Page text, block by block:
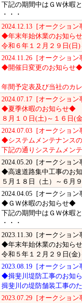
下記の期間中はＧＷ休暇
・・・
2024.12.13 [オークション
◆年末年始休業のお知ら
令和６年１２月２９日(日
2024.11.26 [オークション
◆開催日変更のお知らせ◆
年間予定表及び当社のカ
2024.07.17 [オークション
◆夏季休暇のお知らせ◆
８月１０日(土)～１６日(
2024.07.03 [オークション
◆システムメンテナンス
下記の通りシステムメン
2024.05.20 [オークション
◆高速道路集中工事のお
５月１８日（土）～６月
2024.04.05 [オークション
◆ＧＷ休暇のお知らせ◆
下記の期間中はＧＷ休暇
・・・
2023.11.30 [オークション
◆年末年始休業のお知ら
令和５年１２月２９日(金
2023.08.19 [オークション
◆揖斐川堤防工事のお知
揖斐川の堤防舗装工事の
2023.07.29 [オークション